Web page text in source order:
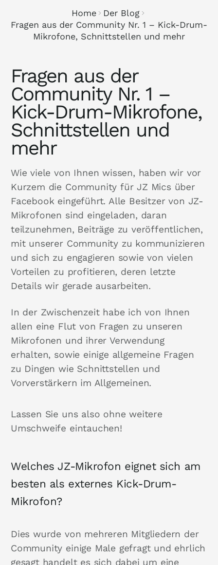
Home
Der Blog
Fragen aus der Community Nr. 1 – Kick-Drum-
Mikrofone, Schnittstellen und mehr
Fragen aus der
Community Nr. 1 –
Kick-Drum-Mikrofone,
Schnittstellen und
mehr
Wie viele von Ihnen wissen, haben wir vor
Kurzem die Community für JZ Mics über
Facebook eingeführt. Alle Besitzer von JZ-
Mikrofonen sind eingeladen, daran
teilzunehmen, Beiträge zu veröffentlichen,
mit unserer Community zu kommunizieren
und sich zu engagieren sowie von vielen
Vorteilen zu profitieren, deren letzte
Details wir gerade ausarbeiten.
In der Zwischenzeit habe ich von Ihnen
allen eine Flut von Fragen zu unseren
Mikrofonen und ihrer Verwendung
erhalten, sowie einige allgemeine Fragen
zu Dingen wie Schnittstellen und
Vorverstärkern im Allgemeinen.
Lassen Sie uns also ohne weitere
Umschweife eintauchen!
Welches JZ-Mikrofon eignet sich am
besten als externes Kick-Drum-
Mikrofon?
Dies wurde von mehreren Mitgliedern der
Community einige Male gefragt und ehrlich
gesagt handelt es sich dabei um eine